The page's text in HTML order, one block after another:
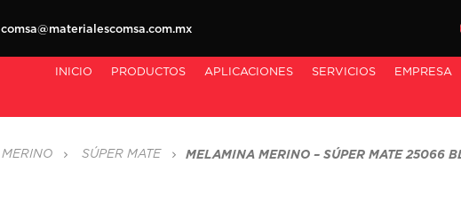
comsa@materialescomsa.com.mx
INICIO PRODUCTOS APLICACIONES SERVICIOS EMPRESA
MERINO SÚPER MATE MELAMINA MERINO – SÚPER MATE 25066